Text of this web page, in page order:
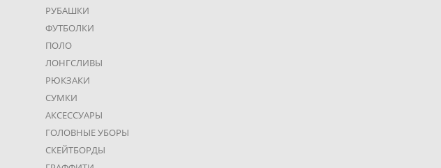
РУБАШКИ
ФУТБОЛКИ
ПОЛО
ЛОНГСЛИВЫ
РЮКЗАКИ
СУМКИ
АКСЕССУАРЫ
ГОЛОВНЫЕ УБОРЫ
СКЕЙТБОРДЫ